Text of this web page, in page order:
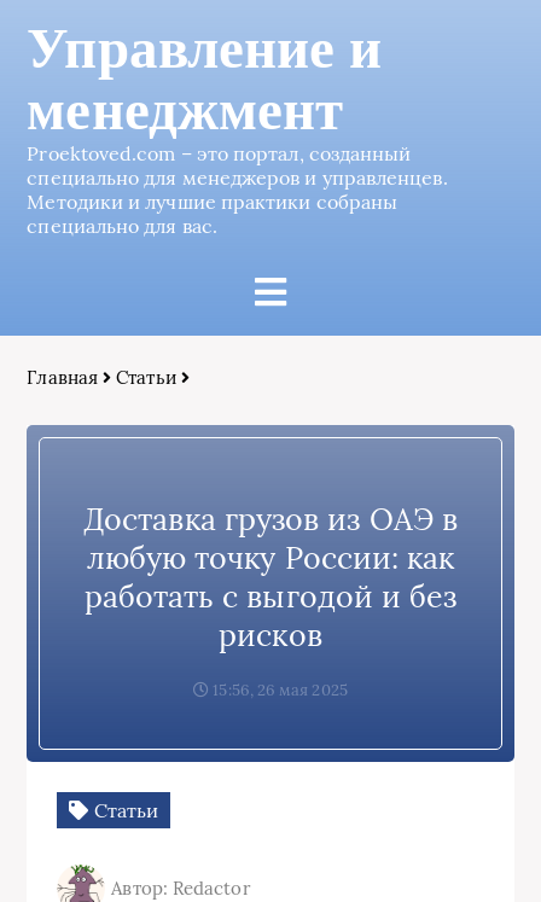
Управление и
менеджмент
Proektoved.com – это портал, созданный
специально для менеджеров и управленцев.
Методики и лучшие практики собраны
специально для вас.
Главная Статьи
Доставка грузов из ОАЭ в
любую точку России: как
работать с выгодой и без
рисков
15:56, 26 мая 2025
Статьи
Автор: Redactor